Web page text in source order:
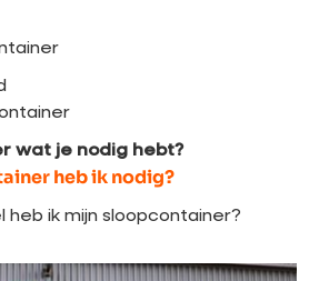
wat je nodig hebt?
heb ik nodig?
heb ik mijn sloopcontainer?